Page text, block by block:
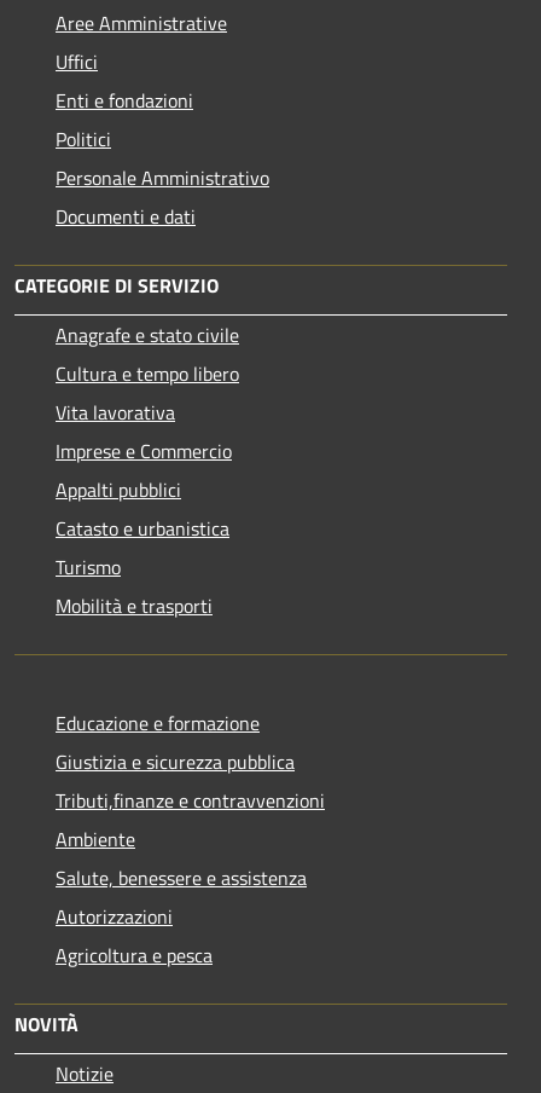
Aree Amministrative
Uffici
Enti e fondazioni
Politici
Personale Amministrativo
Documenti e dati
CATEGORIE DI SERVIZIO
Anagrafe e stato civile
Cultura e tempo libero
Vita lavorativa
Imprese e Commercio
Appalti pubblici
Catasto e urbanistica
Turismo
Mobilità e trasporti
Educazione e formazione
Giustizia e sicurezza pubblica
Tributi,finanze e contravvenzioni
Ambiente
Salute, benessere e assistenza
Autorizzazioni
Agricoltura e pesca
NOVITÀ
Notizie